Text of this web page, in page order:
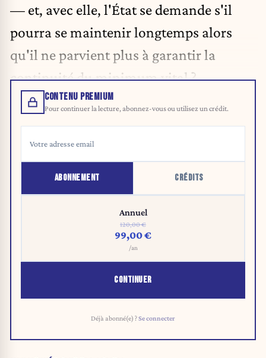
— et, avec elle, l'État se demande s'il
pourra se maintenir longtemps alors
qu'il ne parvient plus à garantir la
continuité du minimum vital ?
CONTENU PREMIUM
Pour continuer la lecture, abonnez-vous ou utilisez un crédit.
ABONNEMENT CRÉDITS
Annuel
120,00 €
99,00 €
/an
CONTINUER
Déjà abonné(e) ?Se connecter